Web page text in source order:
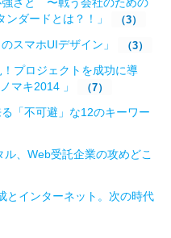
強さと 〜戦う会社のための
ダードとは？！」
（3）
スマホUIデザイン」 （3）
プロジェクトを成功に導
マキ2014 」
（7）
「不可避」な12のキーワー
、Web受託企業の攻めどこ
とインターネット。次の時代